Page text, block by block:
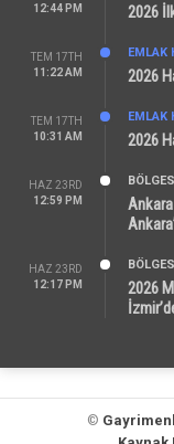
12:44 PM
2026
TEM 17TH
11:22 AM
EMLAK
2026
TEM 17TH
10:31 AM
EMLAK
2026
HAZ 23RD
12:59 PM
Ankara
HAZ 23RD
12:17 PM
2026
©